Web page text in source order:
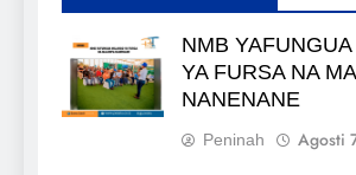
NMB
YA FURSA NA
NANENANE
Peninah Agosti